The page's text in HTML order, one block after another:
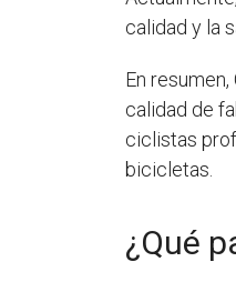
calidad y la
En
calidad de
ciclistas
bicicletas.
¿Qué